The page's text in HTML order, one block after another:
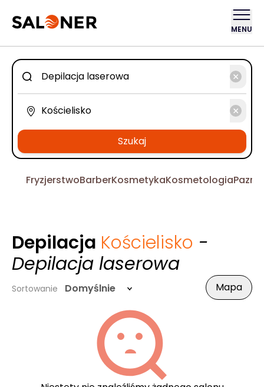
MENU
Szukaj
FryzjerstwoBarberKosmetykaKosmetologia
Depilacja Kościelisko -
Depilacja laserowa
Sortowanie Domyślnie Mapa